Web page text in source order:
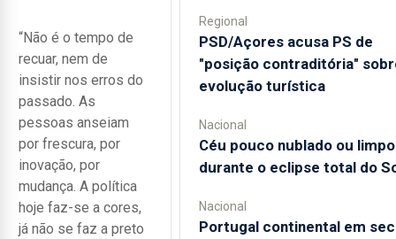
“Não é o tempo de
recuar, nem de
insistir nos erros do
passado. As
pessoas anseiam
por frescura, por
inovação, por
mudança. A política
hoje faz-se a cores,
já não se faz a preto
Regional
PSD/Açores acusa PS de
"posição contraditória"
evolução turística
Nacional
Céu pouco nublado ou limpo
durante o eclipse total do
Nacional
Portugal continental em